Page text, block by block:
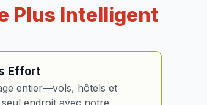
Plus Intelligent
Effort
entier—vols, hôtels et
endroit avec notre